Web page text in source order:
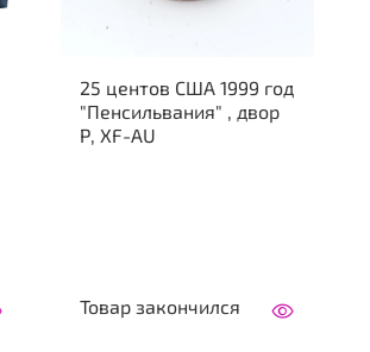
25 центов США 1999 год
"Пенсильвания" , двор
Р, XF-AU
Товар закончился